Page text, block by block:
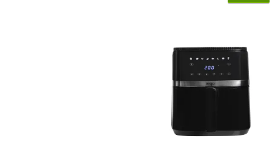
Гарантійний термін 24
місяці